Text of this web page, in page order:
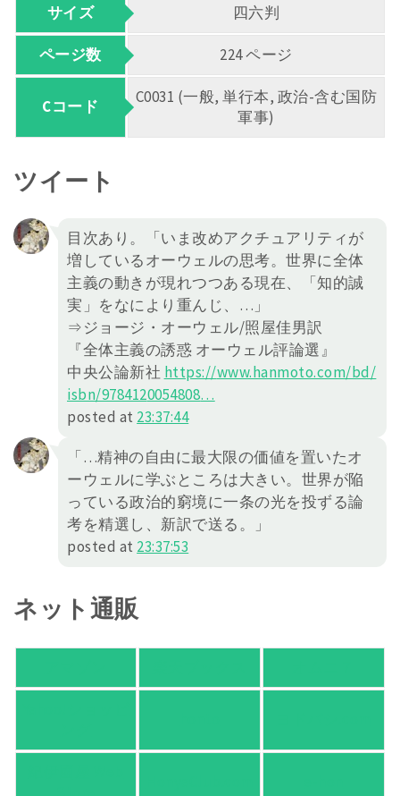
サイズ 四六判
ページ数 224 ページ
Cコード
C0031 (一般, 単行本, 政治-含む国防
軍事)
ツイート
目次あり。「いま改めアクチュアリティが
増しているオーウェルの思考。世界に全体
主義の動きが現れつつある現在、「知的誠
実」をなにより重んじ、…」
⇒ジョージ・オーウェル/照屋佳男訳
『全体主義の誘惑 オーウェル評論選』
中央公論新社 https://www.hanmoto.com/bd/
isbn/9784120054808…
posted at 23:37:44
「…精神の自由に最大限の価値を置いたオ
ーウェルに学ぶところは大きい。世界が陥
っている政治的窮境に一条の光を投ずる論
考を精選し、新訳で送る。」
posted at 23:37:53
ネット通販